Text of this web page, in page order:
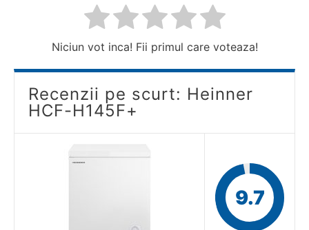
Niciun vot inca! Fii primul care voteaza!
Recenzii pe scurt: Heinner
HCF-H145F+
9.7